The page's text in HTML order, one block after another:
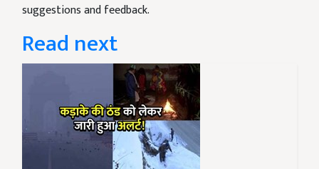
suggestions and feedback.
Read next